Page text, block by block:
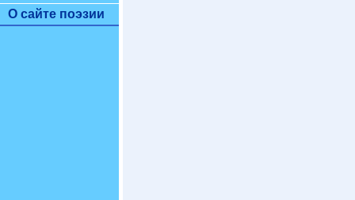
О сайте поэзии